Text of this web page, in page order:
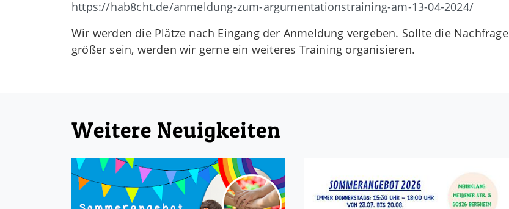
https://hab8cht.de/anmeldung-zum-argumentationstraining-am-13-04-2024/
Wir werden die Plätze nach Eingang der Anmeldung vergeben. Sollte die Nachfrage
größer sein, werden wir gerne ein weiteres Training organisieren.
Weitere Neuigkeiten